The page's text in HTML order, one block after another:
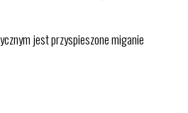
jest przyspieszone miganie